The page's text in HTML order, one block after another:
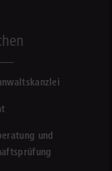
und